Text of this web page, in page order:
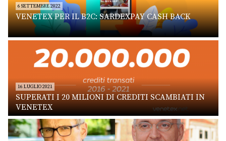
6 SETTEMBRE 2022
VENETEX PER IL B2C: SARDEXPAY CASH BACK
16 LUGLIO 2021
SUPERATI I 20 MILIONI DI CREDITI SCAMBIATI IN
VENETEX